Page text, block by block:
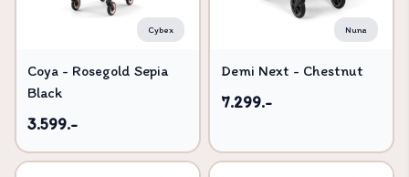
Cybex
Coya - Rosegold Sepia
Black
3.599.-
Nuna
Demi Next - Chestnut
7.299.-